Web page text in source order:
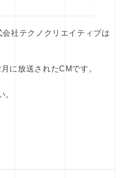
社テクノクリエイティブは
に放送されたCMです。
。